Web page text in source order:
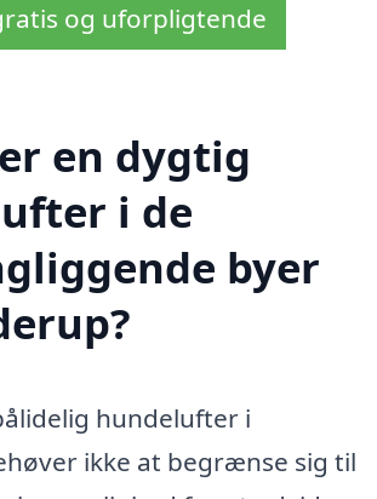
og uforpligtende
en dygtig
i de
byer
hundelufter i
ikke at begrænse sig til